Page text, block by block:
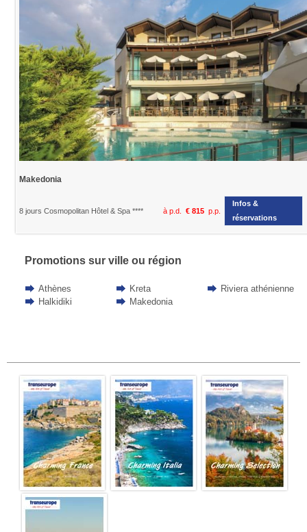
Makedonia
8 jours Cosmopolitan Hôtel & Spa **** à p.d. € 815 p.p.
Infos &
réservations
Promotions sur ville ou région
Athènes
Halkidiki
Kreta
Makedonia
Riviera athénienne